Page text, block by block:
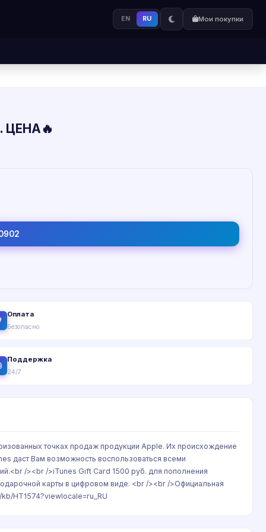
EN RU Мои покупки
ЦЕНА🔥
Оплата
Безопасно
Поддержка
24/7
точках продаж продукции Apple. Их происхождение
даст Вам возможность воспользоваться всеми
/><br />iTunes Gift Card 1500 руб. для пополнения
карты в цифровом виде. <br /><br />Официальная
HT1574?viewlocale=ru_RU